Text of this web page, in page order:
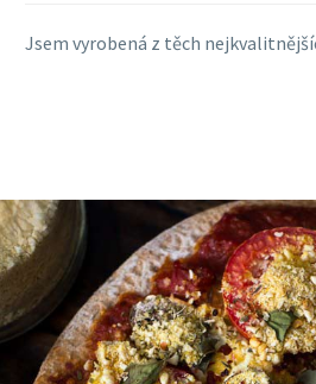
Jsem vyrobená z těch